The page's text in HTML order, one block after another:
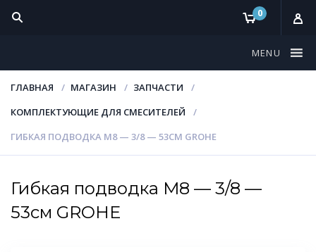
0
MENU
ГЛАВНАЯ МАГАЗИН
ЗАПЧАСТИ
КОМПЛЕКТУЮЩИЕ ДЛЯ СМЕСИТЕЛЕЙ
ГИБКАЯ ПОДВОДКА M8 — 3/8 — 53СМ GROHE
Гибкая подводка M8 — 3/8 —
53см GROHE